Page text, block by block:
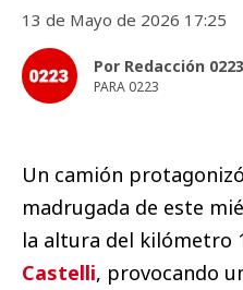
13 de Mayo de 2026 17:25
Por Redacción 0223
PARA 0223
Un camión
madrugada de este
la altura del kilómetro
Castelli, provocando